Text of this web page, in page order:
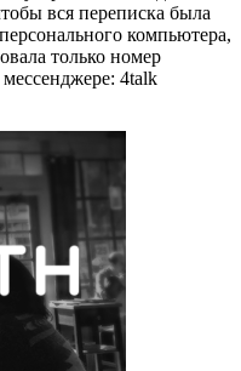
вся переписка была
компьютера,
только номер
4talk